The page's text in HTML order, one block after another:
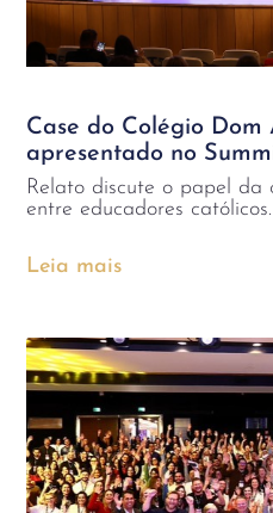
Case do Colégio Dom
apresentado no
Relato discute o papel da
entre educadores católicos.
Leia mais